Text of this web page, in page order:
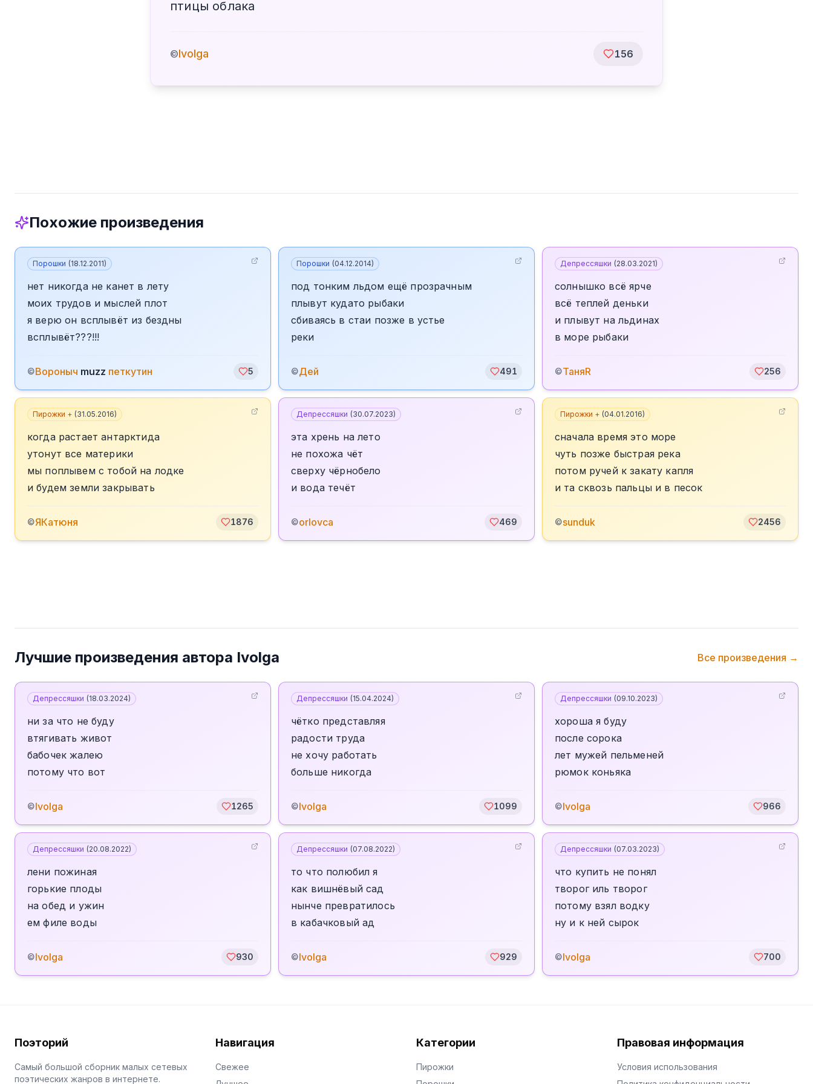
птицы облака
©Ivolga 156
Похожие произведения
Порошки (18.12.2011)
нет никогда не канет в лету
моих трудов и мыслей плот
я верю он всплывёт из бездны
всплывёт???!!!
©Вороныч muzz петкутин 5
Порошки (04.12.2014)
под тонким льдом ещё прозрачным
плывут кудато рыбаки
сбиваясь в стаи позже в устье
реки
©Дей 491
Депрессяшки (28.03.2021)
солнышко всë ярче
всë теплей деньки
и плывут на льдинах
в море рыбаки
©ТаняR 256
Пирожки + (31.05.2016)
когда растает антарктида
утонут все материки
мы поплывем с тобой на лодке
и будем земли закрывать
©ЯКатюня 1876
Депрессяшки (30.07.2023)
эта хрень на лето
не похожа чёт
сверху чёрнобело
и вода течёт
©orlovca 469
Пирожки + (04.01.2016)
сначала время это море
чуть позже быстрая река
потом ручей к закату капля
и та сквозь пальцы и в песок
©sunduk 2456
Лучшие произведения автора Ivolga Все произведения →
Депрессяшки (18.03.2024)
ни за что не буду
втягивать живот
бабочек жалею
потому что вот
©Ivolga 1265
Депрессяшки (15.04.2024)
чётко представляя
радости труда
не хочу работать
больше никогда
©Ivolga 1099
Депрессяшки (09.10.2023)
хороша я буду
после сорока
лет мужей пельменей
рюмок коньяка
©Ivolga 966
Депрессяшки (20.08.2022)
лени пожиная
горькие плоды
на обед и ужин
ем филе воды
©Ivolga 930
Депрессяшки (07.08.2022)
то что полюбил я
как вишнёвый сад
нынче превратилось
в кабачковый ад
©Ivolga 929
Депрессяшки (07.03.2023)
что купить не понял
творог иль творог
потому взял водку
ну и к ней сырок
©Ivolga 700
Поэторий
Самый большой сборник малых сетевых
поэтических жанров в интернете.
Навигация
Свежее
Категории
Пирожки
Правовая информация
Условия использования